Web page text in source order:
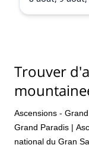
Trouver
Ascensions -
Grand Paradis |
national du Gran